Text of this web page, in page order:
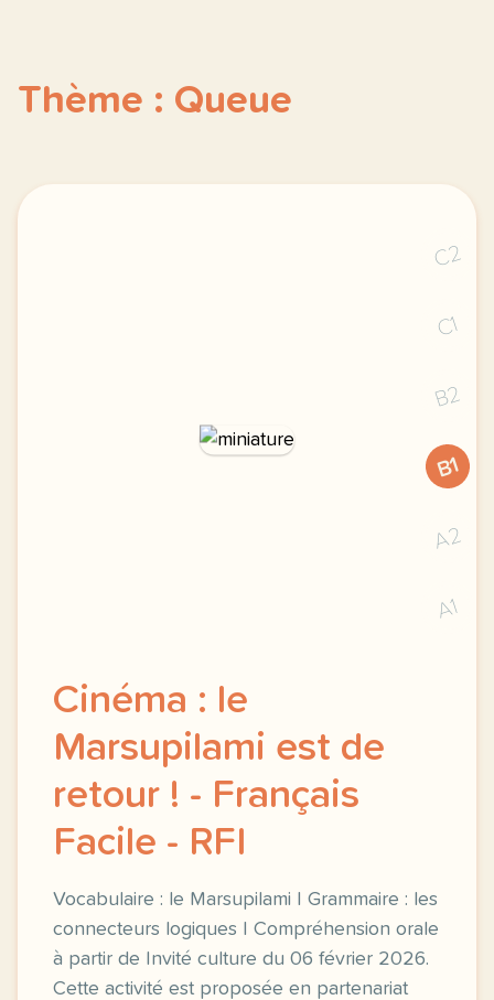
Thème : Queue
C2
C1
B2
B1
A2
A1
Cinéma : le
Marsupilami est de
retour ! - Français
Facile - RFI
Vocabulaire : le Marsupilami | Grammaire : les
connecteurs logiques | Compréhension orale
à partir de Invité culture du 06 février 2026.
Cette activité est proposée en partenariat